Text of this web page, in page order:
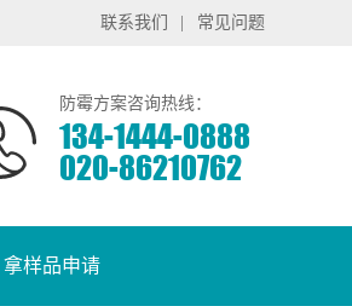
联系我们 常见问题
防霉方案咨询热线：
134-1444-0888
020-86210762
拿样品申请